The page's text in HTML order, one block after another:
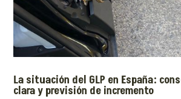
La situación del GLP en España:
clara y previsión de incremento